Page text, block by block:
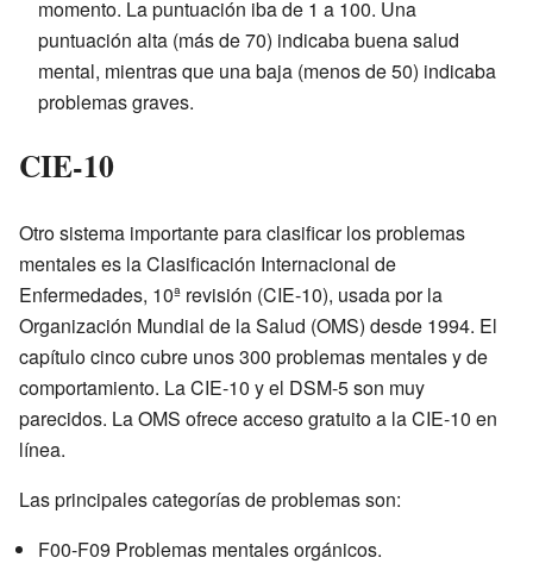
momento. La puntuación iba de 1 a 100. Una
puntuación alta (más de 70) indicaba buena salud
mental, mientras que una baja (menos de 50) indicaba
problemas graves.
CIE-10
Otro sistema importante para clasificar los problemas
mentales es la Clasificación Internacional de
Enfermedades, 10ª revisión (CIE-10), usada por la
Organización Mundial de la Salud (OMS) desde 1994. El
capítulo cinco cubre unos 300 problemas mentales y de
comportamiento. La CIE-10 y el DSM-5 son muy
parecidos. La OMS ofrece acceso gratuito a la CIE-10 en
línea.
Las principales categorías de problemas son:
F00-F09 Problemas mentales orgánicos.